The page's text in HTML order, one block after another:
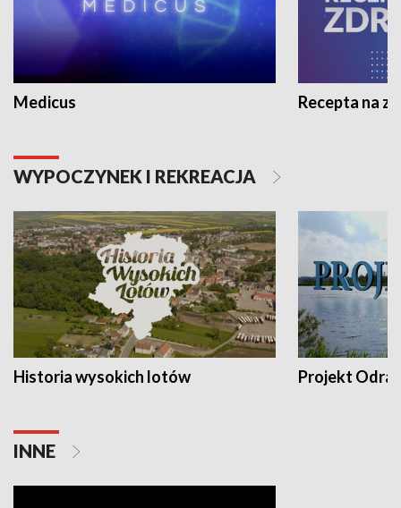
Medicus Recepta na
WYPOCZYNEK I REKREACJA
Historia wysokich lotów Projekt Odra
INNE